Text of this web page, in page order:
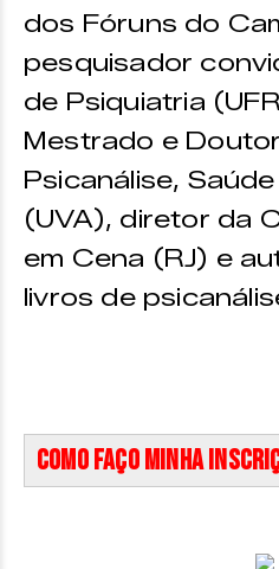
dos Fóruns do
pesquisador
de Psiquiatria
Mestrado e
Psicanálise,
(UVA), diretor da
em Cena (RJ) e
livros de
Como faço minha